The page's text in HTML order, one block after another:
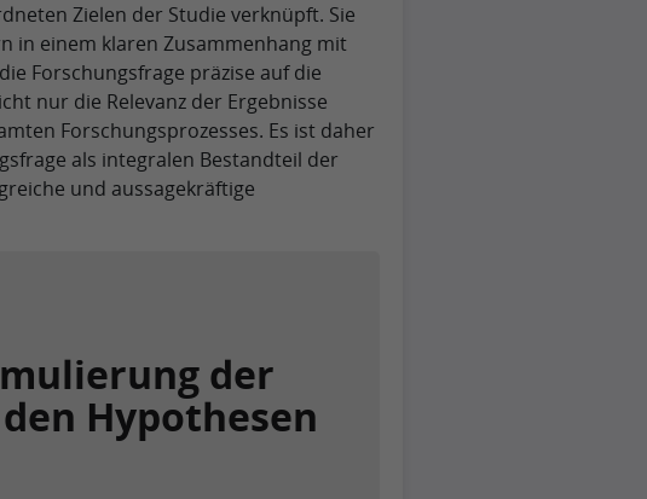
Zielen der Studie verknüpft. Sie
in einem klaren Zusammenhang mit
Forschungsfrage präzise auf die
nur die Relevanz der Ergebnisse
Forschungsprozesses. Es ist daher
als integralen Bestandteil der
und aussagekräftige
der
Hypothesen